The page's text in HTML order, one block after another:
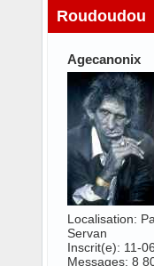
Roudoudou
Agecanonix
Localisation:
Servan
Inscrit(e): 11-
Messages: 8